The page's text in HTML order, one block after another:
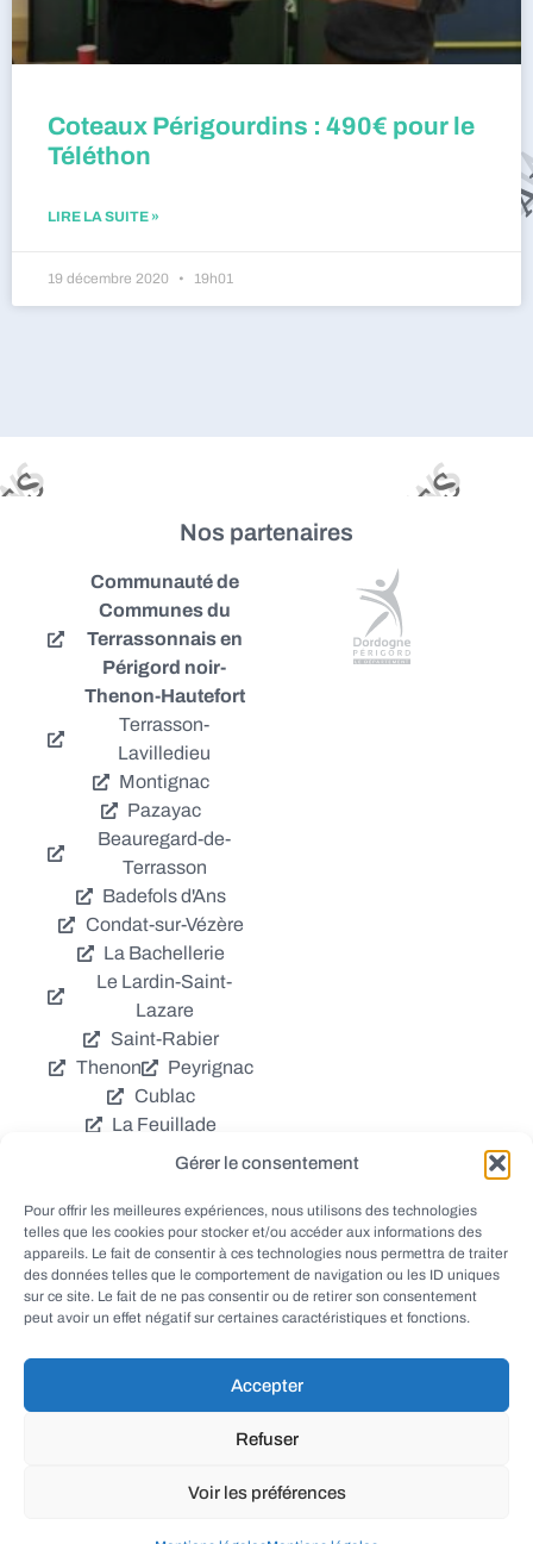
Gérer le consentement
Pour offrir les meilleures expériences, nous utilisons des technologies
telles que les cookies pour stocker et/ou accéder aux informations des
appareils. Le fait de consentir à ces technologies nous permettra de traiter
des données telles que le comportement de navigation ou les ID uniques
sur ce site. Le fait de ne pas consentir ou de retirer son consentement
peut avoir un effet négatif sur certaines caractéristiques et fonctions.
Accepter
Refuser
Voir les préférences
Coteaux Périgourdins : 490€ pour le
Téléthon
LIRE LA SUITE »
19 décembre 2020 19h01
Nos partenaires
Communauté de
Communes du
Terrassonnais en
Périgord noir-
Thenon-Hautefort
Terrasson-
Lavilledieu
Montignac
Pazayac
Beauregard-de-
Terrasson
Badefols d'Ans
Condat-sur-Vézère
La Bachellerie
Le Lardin-Saint-
Lazare
Saint-Rabier
Thenon
Peyrignac
Cublac
La Feuillade
Chavagnac
Coly
Grèzes
Aubas
Villac
Azerat
Ladornac
Tourtoirac